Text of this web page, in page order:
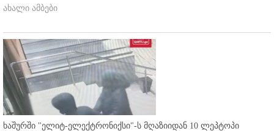
ახალი ამბები
ხაშურში "ელიტ-ელექტრონიქსი"-ს მღაზიიდან 10 ლეპტოპი